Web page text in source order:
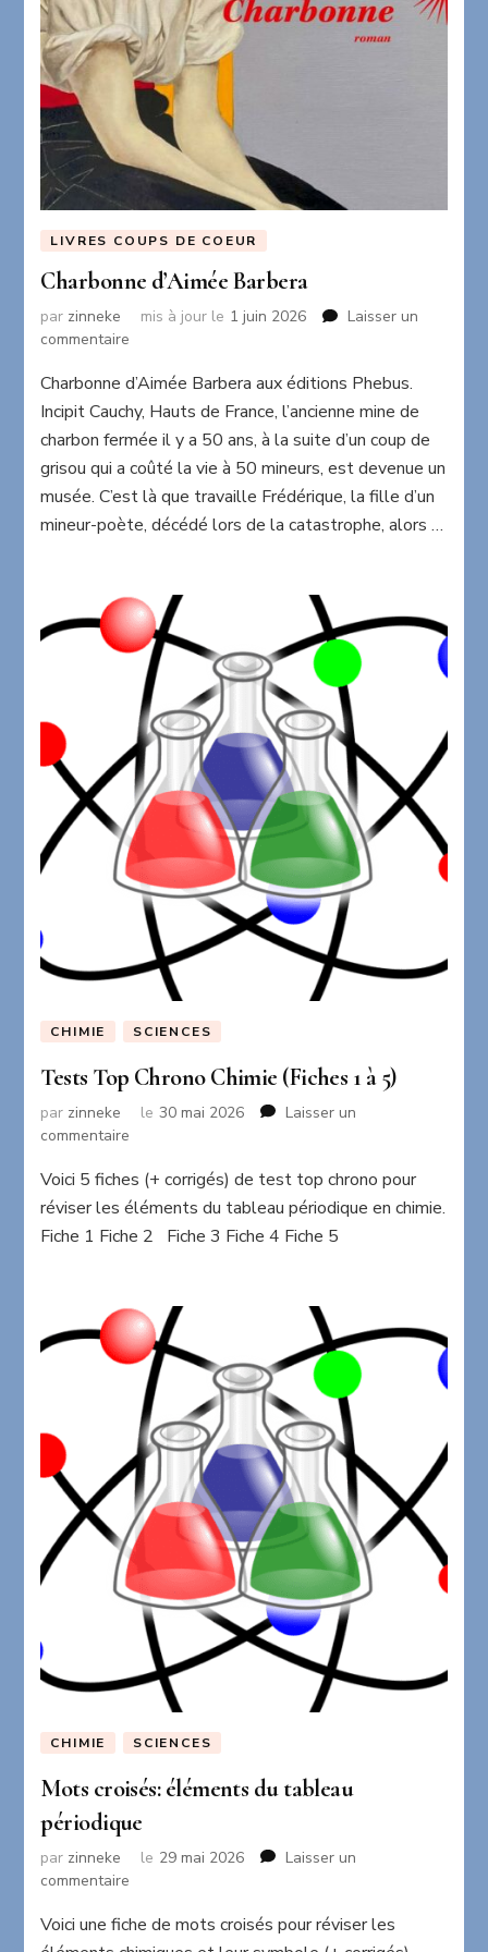
LIVRES COUPS DE COEUR
Charbonne d’Aimée Barbera
par zinneke mis à jour le 1 juin 2026
Laisser un
commentaire
d’Aimée
Barbera
Charbonne d’Aimée Barbera aux éditions Phebus.
Incipit Cauchy, Hauts de France, l’ancienne mine de
charbon fermée il y a 50 ans, à la suite d’un coup de
grisou qui a coûté la vie à 50 mineurs, est devenue un
musée. C’est là que travaille Frédérique, la fille d’un
mineur-poète, décédé lors de la catastrophe, alors …
CHIMIE SCIENCES
Tests Top Chrono Chimie (Fiches 1 à 5)
par zinneke le 30 mai 2026
Laisser un
commentaire
Top
Chrono
Chimie
(Fiches
5)
Voici 5 fiches (+ corrigés) de test top chrono pour
réviser les éléments du tableau périodique en chimie.
Fiche 1 Fiche 2 Fiche 3 Fiche 4 Fiche 5
CHIMIE SCIENCES
Mots croisés: éléments du tableau
périodique
par zinneke le 29 mai 2026
Laisser un
commentaire
croisés:
éléments
Voici une fiche de mots croisés pour réviser les